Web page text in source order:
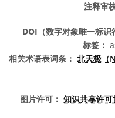
注释审
DOI（数字对象唯一标识
标签：
相关术语表词条： 北天极（
图片许可： 知识共享许可